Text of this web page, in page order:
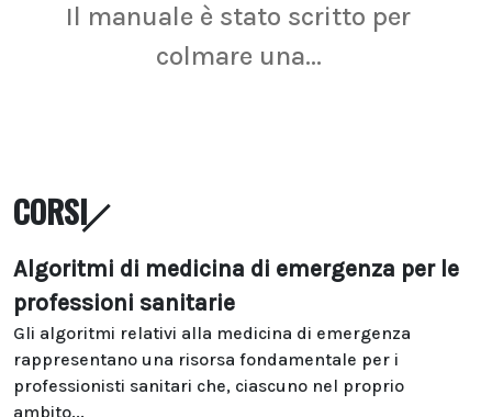
Il manuale è stato scritto per
colmare una...
CORSI
Algoritmi di medicina di emergenza per le
professioni sanitarie
Gli algoritmi relativi alla medicina di emergenza
rappresentano una risorsa fondamentale per i
professionisti sanitari che, ciascuno nel proprio
ambito...